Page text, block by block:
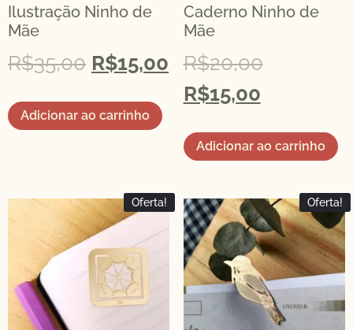
Ilustração Ninho de
Mãe
R$35,00 R$15,00
Adicionar ao carrinho
Caderno Ninho de
Mãe
R$20,00
R$15,00
Adicionar ao carrinho
Oferta! Oferta!